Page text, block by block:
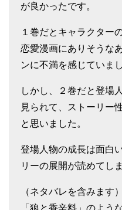
が良かったです。
１巻だとキャラクター
恋愛漫画にありそうな
ンに不満を感じていまし
しかし、２巻だと登場
見られて、ストーリー
と思いました。
登場人物の成長は面白
リーの展開が読めてし
（ネタバレを含みます）
「狼と香辛料」のよう